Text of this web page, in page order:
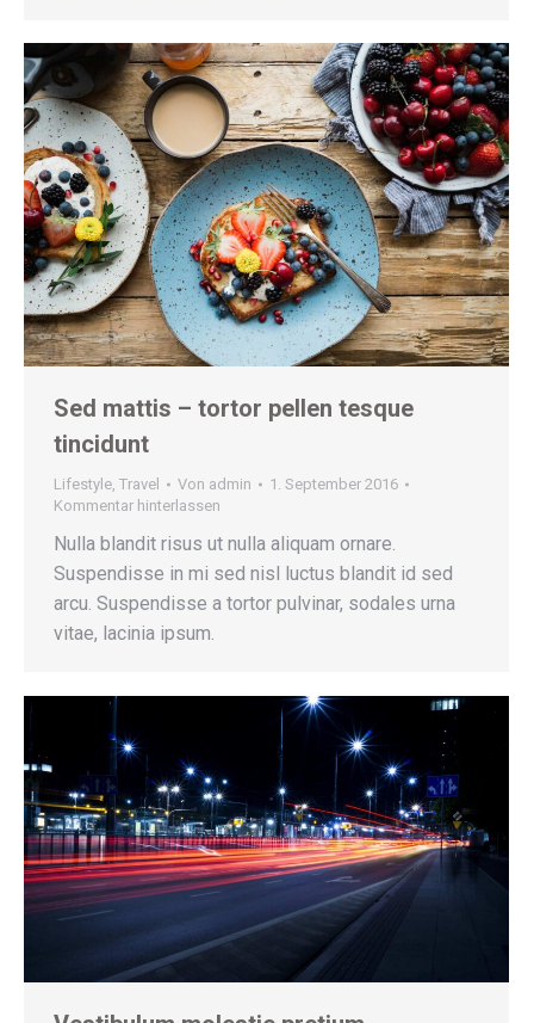
Sed mattis – tortor pellen tesque
tincidunt
Lifestyle, Travel Von admin
1. September 2016
Kommentar hinterlassen
Nulla blandit risus ut nulla aliquam ornare.
Suspendisse in mi sed nisl luctus blandit id sed
arcu. Suspendisse a tortor pulvinar, sodales urna
vitae, lacinia ipsum.